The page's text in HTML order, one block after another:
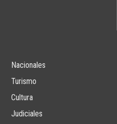
Nacionales
Turismo
Cultura
Judiciales